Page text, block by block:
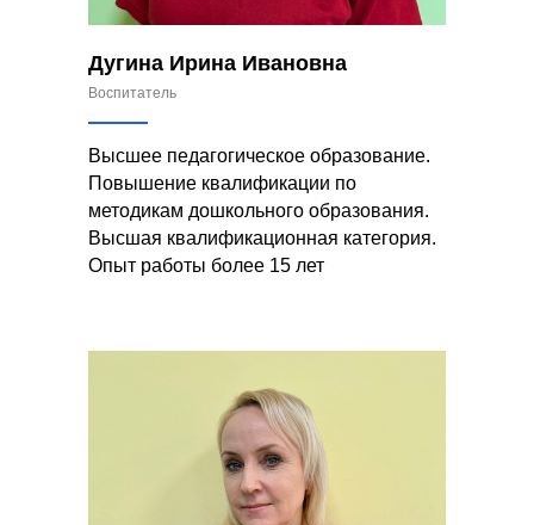
Дугина Ирина Ивановна
Воспитатель
Высшее педагогическое образование.
Повышение квалификации по
методикам дошкольного образования.
Высшая квалификационная категория.
Опыт работы более 15 лет